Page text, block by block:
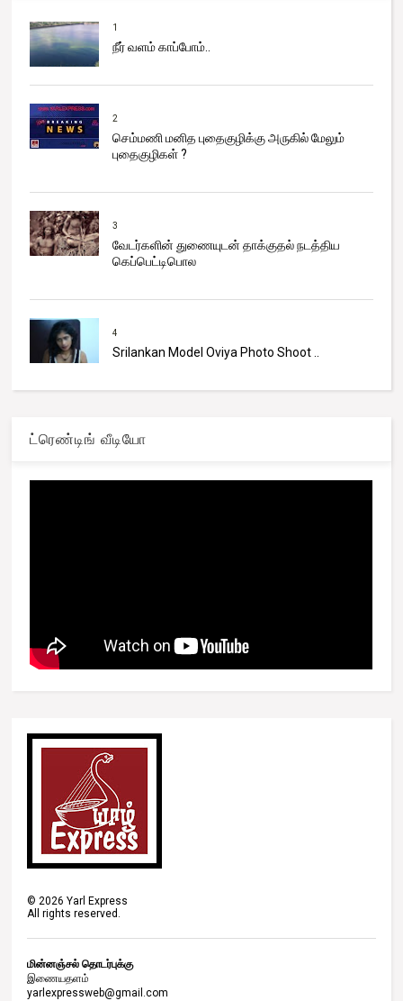
1
நீர் வளம் காப்போம்..
2
செம்மணி மனித புதைகுழிக்கு அருகில் மேலும்
புதைகுழிகள் ?
3
வேடர்களின் துணையுடன் தாக்குதல் நடத்திய
கெப்பெட்டிபொல
4
Srilankan Model Oviya Photo Shoot ..
ட்ரெண்டிங் வீடியோ
© 2026 Yarl Express
All rights reserved.
மின்னஞ்சல் தொடர்புக்கு
இணையதளம்
yarlexpressweb@gmail.com